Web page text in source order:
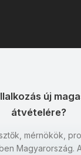
új
átvételére?
mérnökök,
Magyarország.